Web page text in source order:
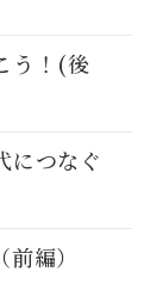
！(後
つなぐ
編）